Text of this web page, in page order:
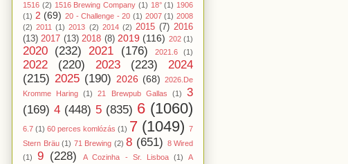
1516 (2) 1516 Brewing Company (1) 18° (1) 1906
(1) 2 (69) 20 - Challenge - 20 (1) 2007 (1) 2008
(2) 2011 (1) 2013 (2) 2014 (2) 2015 (7) 2016
(13) 2017 (13) 2018 (8) 2019 (116) 202 (1)
2020 (232) 2021 (176) 2021.6 (1)
2022 (220) 2023 (223)
2024
(215) 2025 (190) 2026 (68) 2026.De
Kromme Haring
(1) 21 Brewpub Gallas (1)
3
(169) 4 (448) 5 (835) 6 (1060)
6.7 (1) 60 perces komlózás (1) 7 (1049) 7
Stern Bräu (1) 71 Brewing (2) 8 (651) 8 Wired
(1)
9 (228) A Cozinha - Sr. Lisboa (1)
A